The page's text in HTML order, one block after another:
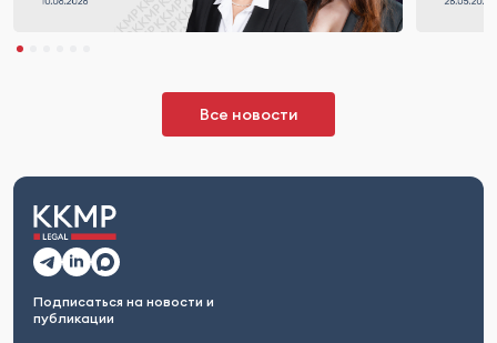
Все новости
Подписаться на новости и
публикации